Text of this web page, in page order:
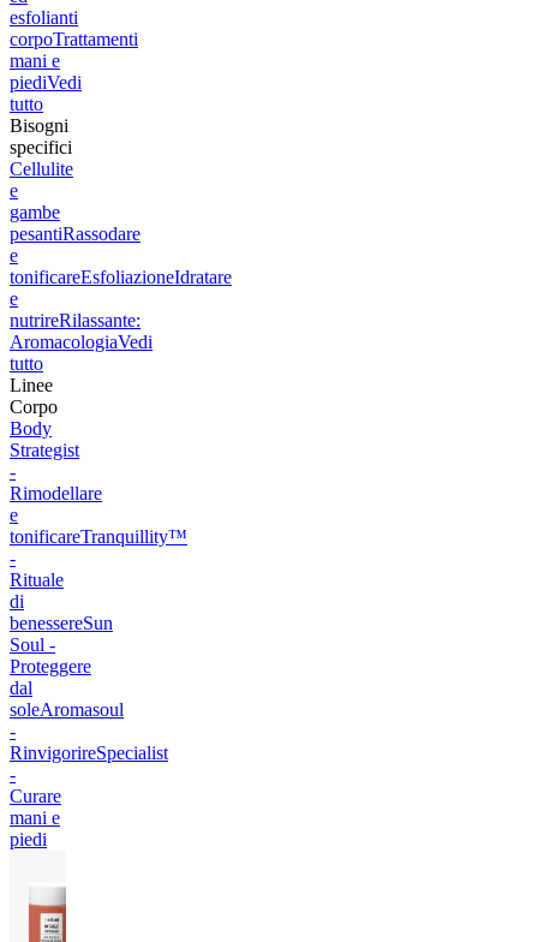
esfolianti
corpoTrattamenti
mani e
piediVedi
tutto
Bisogni
specifici
Cellulite
e
gambe
pesantiRassodare
e
tonificareEsfoliazioneIdratare
e
nutrireRilassante:
AromacologiaVedi
tutto
Linee
Corpo
Body
Strategist
-
Rimodellare
e
tonificareTranquillity™
-
Rituale
di
benessereSun
Soul -
Proteggere
dal
soleAromasoul
-
RinvigorireSpecialist
-
Curare
mani e
piedi